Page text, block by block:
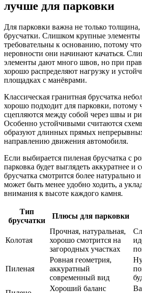
лучше для парковки
Для парковки важна не только толщина,
брусчатки. Слишком крупные элементы
требовательны к основанию, потому
неровности они начинают качаться.
элементы дают много швов, но при
хорошо распределяют нагрузку и
площадках с манёврами.
Классическая гранитная брусчатка
хорошо подходит для парковки, потому
сцепляются между собой через швы и
Особенно устойчивыми считаются
образуют длинных прямых
направлению движения автомобиля.
Если выбирается пиленая брусчатка с
парковка будет выглядеть аккуратнее и
брусчатка смотрится более натурально
может быть менее удобно ходить, а
внимания к высоте каждого камня.
Тип
брусчатки
Плюсы для парковки
Колотая
Прочная, натуральная,
хорошо смотрится на
загородных участках
Пиленая
Ровная геометрия,
аккуратный
современный вид
Хороший баланс